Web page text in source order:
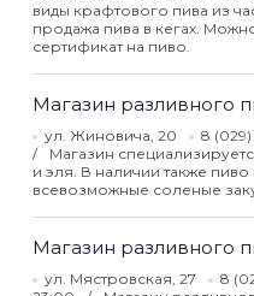
виды крафтового пива из
продажа пива в кегах.
сертификат на пиво.
Магазин разливного
ул. Жиновича, 20 8
Магазин
и эля. В наличии также пиво
всевозможные соленые
Магазин разливного
ул. Мястровская, 27 8